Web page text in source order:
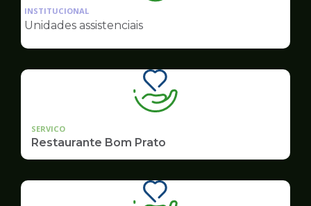
da
Assistência
INSTITUCIONAL
Unidades assistenciais
SERVICO
Restaurante Bom Prato